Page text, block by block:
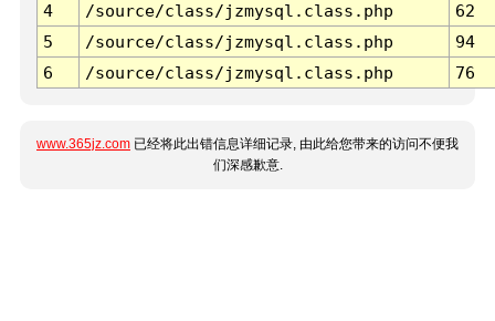
4
/source/class/jzmysql.class.php
62
5
/source/class/jzmysql.class.php
94
6
/source/class/jzmysql.class.php 76
www.365jz.com 已经将此出错信息详细记录, 由此给您带来的访问不便我
们深感歉意.